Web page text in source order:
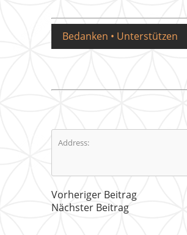
Bedanken • Unterstützen
Address:
Vorheriger Beitrag
Nächster Beitrag